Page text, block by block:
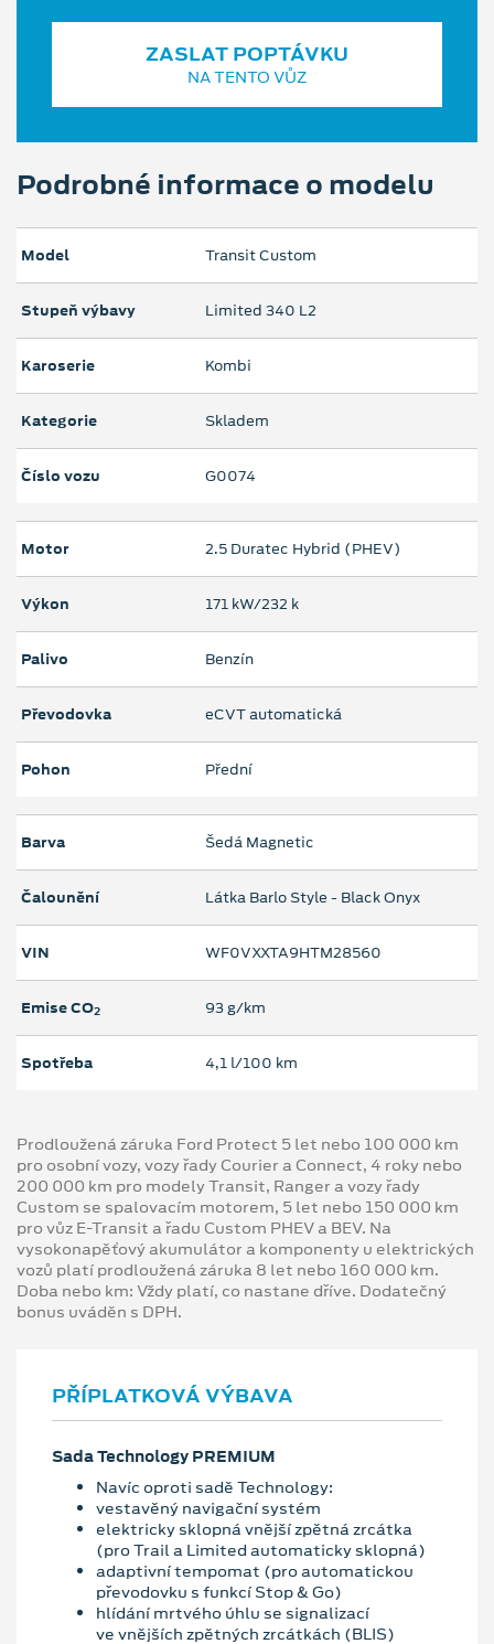
ZASLAT POPTÁVKU
NA TENTO VŮZ
Podrobné informace o modelu
Model Transit Custom
Stupeň výbavy Limited 340 L2
Karoserie Kombi
Kategorie Skladem
Číslo vozu G0074
Motor 2.5 Duratec Hybrid (PHEV)
Výkon 171 kW/232 k
Palivo Benzín
Převodovka eCVT automatická
Pohon Přední
Barva Šedá Magnetic
Čalounění Látka Barlo Style - Black Onyx
VIN WF0VXXTA9HTM28560
Emise CO2 93 g/km
Spotřeba 4,1 l/100 km
Prodloužená záruka Ford Protect 5 let nebo 100 000 km
pro osobní vozy, vozy řady Courier a Connect, 4 roky nebo
200 000 km pro modely Transit, Ranger a vozy řady
Custom se spalovacím motorem, 5 let nebo 150 000 km
pro vůz E-Transit a řadu Custom PHEV a BEV. Na
vysokonapěťový akumulátor a komponenty u elektrických
vozů platí prodloužená záruka 8 let nebo 160 000 km.
Doba nebo km: Vždy platí, co nastane dříve. Dodatečný
bonus uváděn s DPH.
PŘÍPLATKOVÁ VÝBAVA
Sada Technology PREMIUM
Navíc oproti sadě Technology:
vestavěný navigační systém
elektricky sklopná vnější zpětná zrcátka
(pro Trail a Limited automaticky sklopná)
adaptivní tempomat (pro automatickou
převodovku s funkcí Stop & Go)
hlídání mrtvého úhlu se signalizací
ve vnějších zpětných zrcátkách (BLIS)